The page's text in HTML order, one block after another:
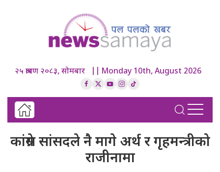
२५ श्रावण २०८३, सोमबार || Monday 10th, August 2026
कांग्रेस सांसदले नै मागे अर्थ र गृहमन्त्रीको
राजीनामा